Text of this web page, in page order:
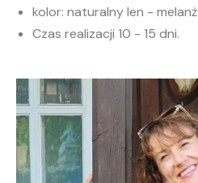
kolor: naturalny len - melanż
Czas realizacji 10 - 15 dni.